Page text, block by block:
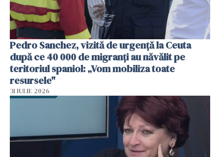
Pedro Sanchez, vizită de urgență la Ceuta
după ce 40 000 de migranți au năvălit pe
teritoriul spaniol: „Vom mobiliza toate
resursele"
31 IULIE 2026